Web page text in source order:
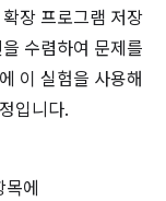
장 프로그램 저장
수렴하여 문제를
이 실험을 사용해
입니다.
에